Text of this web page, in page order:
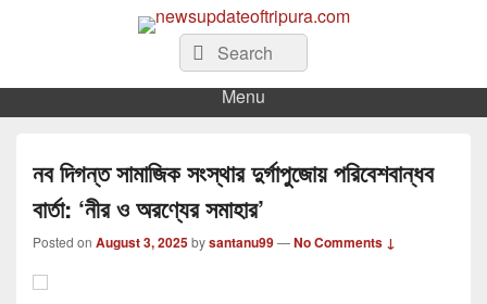
newsupdateoftripura.com
The one & only exceptional Bengali Version online news & infotainment portal
in Tripura.
Search
for:
Search
Menu
নব দিগন্ত সামাজিক সংস্থার দুর্গাপুজোয় পরিবেশবান্ধব
বার্তা: ‘নীর ও অরণ্যের সমাহার’
Posted on August 3, 2025bysantanu99—No Comments ↓